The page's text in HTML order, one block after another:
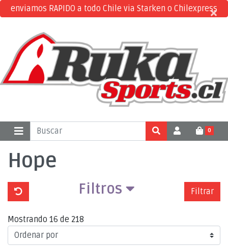
enviamos RAPIDO a todo Chile via Starken o Chilexpress
×
×
0
Hope
Filtros Filtrar
Mostrando 16 de 218